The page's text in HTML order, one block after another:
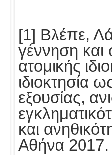
[1] Βλέπε,
γέννηση και
ατομικής
ιδιοκτησία
εξουσίας,
και
Αθήνα 2017.